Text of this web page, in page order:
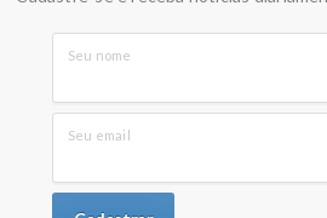
Seu nome
Seu email